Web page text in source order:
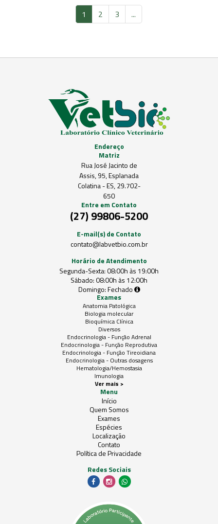
1 2 3 ...
Endereço
Matriz
Rua José Jacinto de
Assis, 95, Esplanada
Colatina - ES, 29.702-
650
Entre em Contato
(27) 99806-5200
E-mail(s) de Contato
contato@labvetbio.com.br
Horário de Atendimento
Segunda-Sexta:08:00h às 19:00h
Sábado:08:00h às 12:00h
Domingo:Fechado
Exames
Anatomia Patológica
Biologia molecular
Bioquímica Clínica
Diversos
Endocrinologia - Função Adrenal
Endocrinologia - Função Reprodutiva
Endocrinologia - Função Tireoidiana
Endocrinologia - Outras dosagens
Hematologia/Hemostasia
Imunologia
Ver mais >
Menu
Início
Quem Somos
Exames
Espécies
Localização
Contato
Política de Privacidade
Redes Sociais